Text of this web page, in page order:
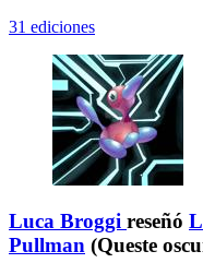
31 ediciones
Luca Broggi reseñó
Pullman (Queste